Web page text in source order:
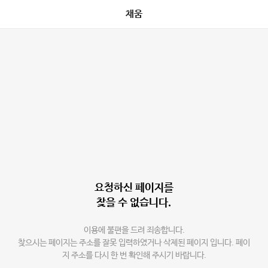
채움
요청하신 페이지를
찾을 수 없습니다.
이용에 불편을 드려 죄송합니다.
찾으시는 페이지는 주소를 잘못 입력하였거나 삭제된 페이지 입니다. 페이
지 주소를 다시 한 번 확인해 주시기 바랍니다.